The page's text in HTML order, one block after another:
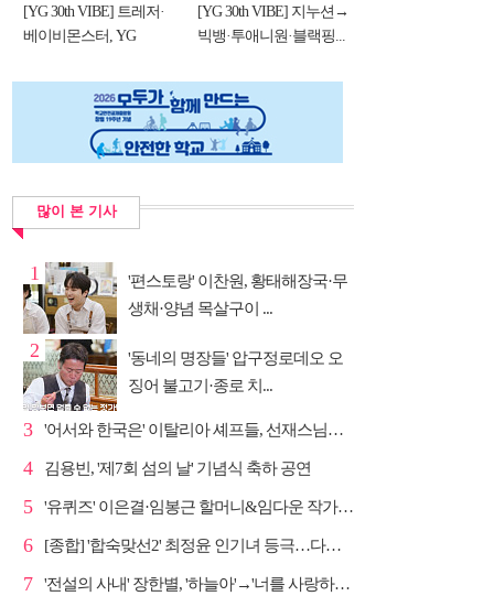
[YG 30th VIBE] 트레저·
베이비몬스터, YG
[YG 30th VIBE] 지누션→
빅뱅·투애니원·블랙핑...
많이 본 기사
1
'편스토랑' 이찬원, 황태해장국·무
생채·양념 목살구이 ...
2
'동네의 명장들' 압구정로데오 오
징어 불고기·종로 치...
3 '어서와 한국은' 이탈리아 셰프들, 선재스님→라연 차도...
4 김용빈, '제7회 섬의 날' 기념식 축하 공연
5 '유퀴즈' 이은결·임봉근 할머니&임다운 작가·이승철, '...
6 [종합] '합숙맞선2' 최정윤 인기녀 등극…다음주 마지막...
7 '전설의 사내' 장한별, '하늘아'→'너를 사랑하고도' 명...